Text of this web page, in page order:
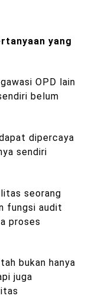
yang
OPD lain
belum
dipercaya
sendiri
seorang
fungsi audit
proses
bukan hanya
juga